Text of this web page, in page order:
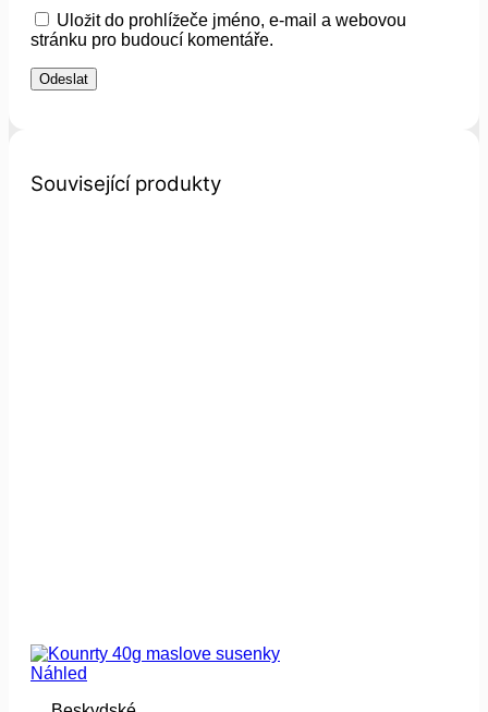
Uložit do prohlížeče jméno, e-mail a webovou
stránku pro budoucí komentáře.
Související produkty
Náhled